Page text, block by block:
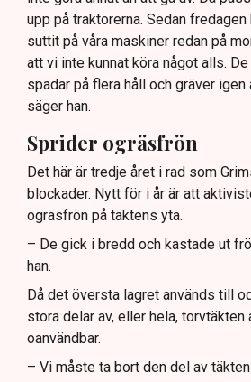
upp på traktorerna. Sedan
suttit på våra maskiner redan på
att vi inte kunnat köra något alls.
spadar på flera håll och gräver
säger han.
Sprider ogräsfrön
Det här är tredje året i rad som
blockader. Nytt för i år är att
ogräsfrön på täktens yta.
– De gick i bredd och kastade ut
han.
Då det översta lagret används till
stora delar av, eller hela,
oanvändbar.
– Vi måste ta bort den del av